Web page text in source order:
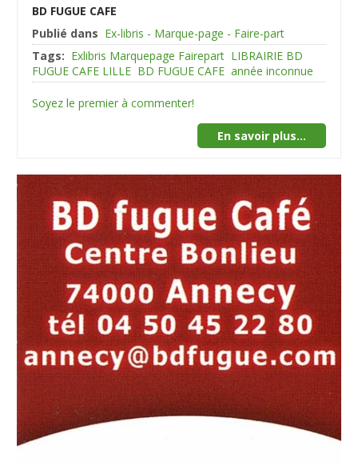
BD FUGUE CAFE
Publié dans Ex-libris - Marque-page - Faire-part
Tags: Exlibris Marquepage Fairepart LIBRAIRIE BD
FUGUE CAFE LILLE BD FUGUE CAFE année inconnue
Soyez le premier à commenter!
En savoir plus...